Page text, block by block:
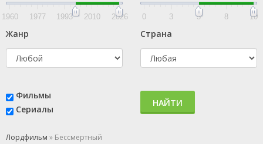
1960 1977 1993 2010 2026 0 3 5 8 10
Жанр Страна
Фильмы
Сериалы
НАЙТИ
Лордфильм » Бессмертный